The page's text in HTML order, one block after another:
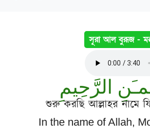
সূরা আল বুরূজ -
الرَّحِيمِ
শুরু করছি আল্লাহর নামে
In the name of Allah,